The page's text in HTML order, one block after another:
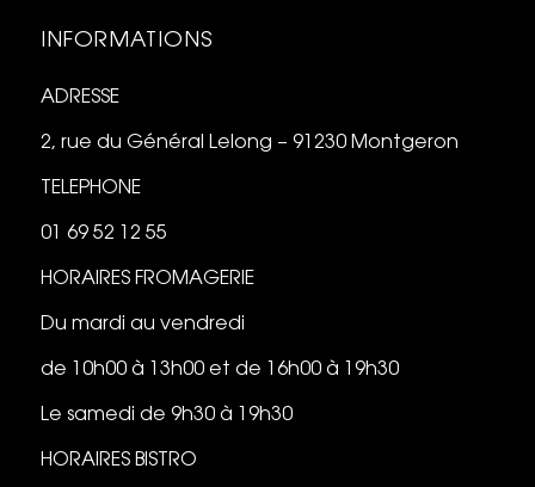
INFORMATIONS
ADRESSE
2, rue du Général Lelong – 91230 Montgeron
TELEPHONE
01 69 52 12 55
HORAIRES FROMAGERIE
Du mardi au vendredi
de 10h00 à 13h00 et de 16h00 à 19h30
Le samedi de 9h30 à 19h30
HORAIRES BISTRO